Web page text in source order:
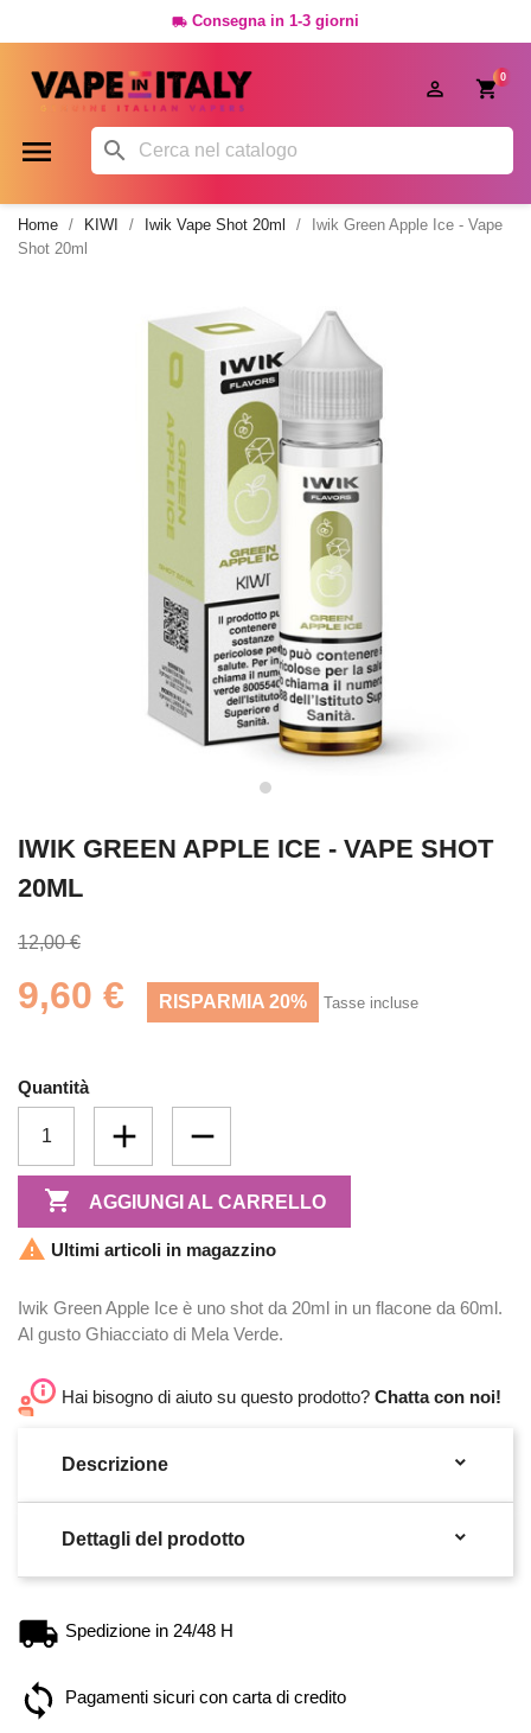
 Consegna in 1-3 giorni
0

 
Home KIWI Iwik Vape Shot 20ml
Iwik Green Apple Ice - Vape
Shot 20ml
IWIK GREEN APPLE ICE - VAPE SHOT
20ML
12,00 €
9,60 € RISPARMIA 20% Tasse incluse
Quantità
 AGGIUNGI AL CARRELLO
 Ultimi articoli in magazzino
Iwik Green Apple Ice è uno shot da 20ml in un flacone da 60ml.
Al gusto Ghiacciato di Mela Verde.
Hai bisogno di aiuto su questo prodotto? Chatta con noi!
Descrizione 
Dettagli del prodotto 
Spedizione in 24/48 H
Pagamenti sicuri con carta di credito